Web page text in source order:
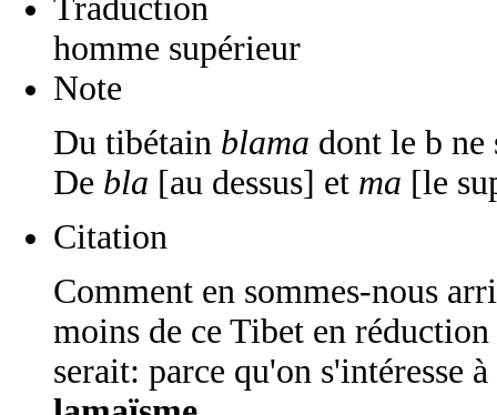
Traduction
homme supérieur
Note
Du tibétain blama dont le b ne
De bla [au dessus] et ma [le
Citation
Comment en sommes-nous
moins de ce Tibet en
serait: parce qu'on s'intéresse